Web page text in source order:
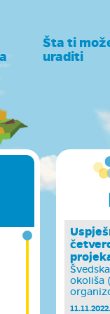
Šta ti
uraditi
okoliša
11.11.2022.